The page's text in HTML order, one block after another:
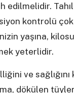
edilmelidir.
kontrolü çok
yaşına,
yeterlidir.
ve
dökülen